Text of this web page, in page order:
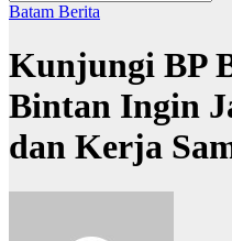
Batam Berita
Kunjungi BP
Bintan Ingin
dan Kerja